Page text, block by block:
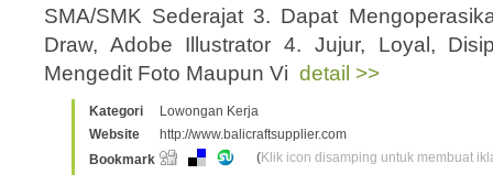
SMA/SMK Sederajat 3. Dapat
Draw, Adobe Illustrator 4. Jujur, Loyal,
Mengedit Foto Maupun Vi detail >>
Kategori
Lowongan Kerja
Website
http://www.balicraftsupplier.com
Bookmark
(Klik icon disamping untuk membuat